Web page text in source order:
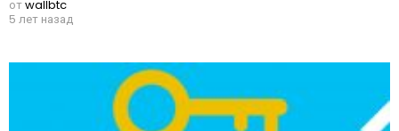
отwallbtc
5 лет назад